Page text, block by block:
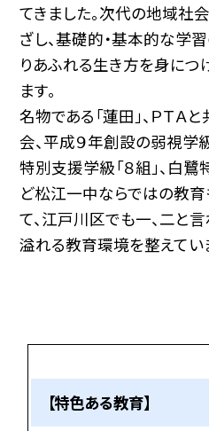
てきました。次代の地域社
ざし、基礎的・基本的な学
りあふれる生き方を身に
ます。
名物である「蓮田」、ＰＴ
会、平成９年創設の弱視学
特別支援学級「８組」、白
ど松江一中ならではの教育
て、江戸川区でも一、二と
溢れる教育環境を整えてい
【特色ある教育】